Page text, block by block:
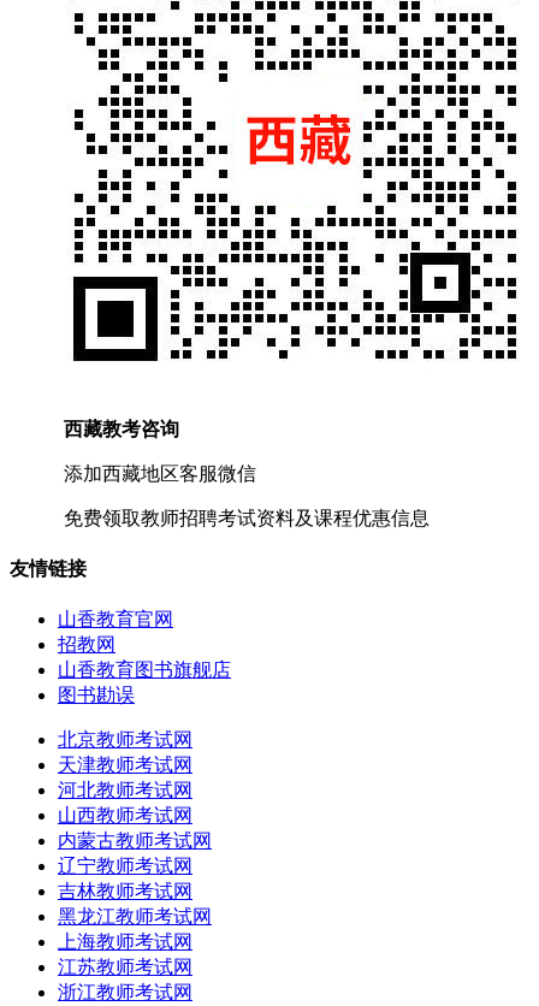
西藏教考咨询
添加西藏地区客服微信
免费领取教师招聘考试资料及课程优惠信息
友情链接
山香教育官网
招教网
山香教育图书旗舰店
图书勘误
北京教师考试网
天津教师考试网
河北教师考试网
山西教师考试网
内蒙古教师考试网
辽宁教师考试网
吉林教师考试网
黑龙江教师考试网
上海教师考试网
江苏教师考试网
浙江教师考试网